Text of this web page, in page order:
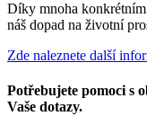
Díky mnoha
náš dopad na životní
Zde naleznete další
Potřebujete pomoci s
Vaše dotazy.